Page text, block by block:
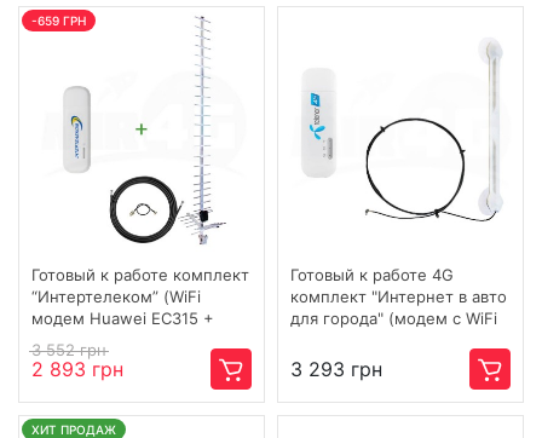
-659 ГРН
Готовый к работе комплект
“Интертелеком” (WiFi
модем Huawei EC315 +
антенна 24 дБи + кабель +
переходник)
3 552 грн
2 893 грн
Готовый к работе 4G
комплект "Интернет в авто
для города" (модем с WiFi
переходником) 4G / 3G /
LTE
3 293 грн
ХИТ ПРОДАЖ